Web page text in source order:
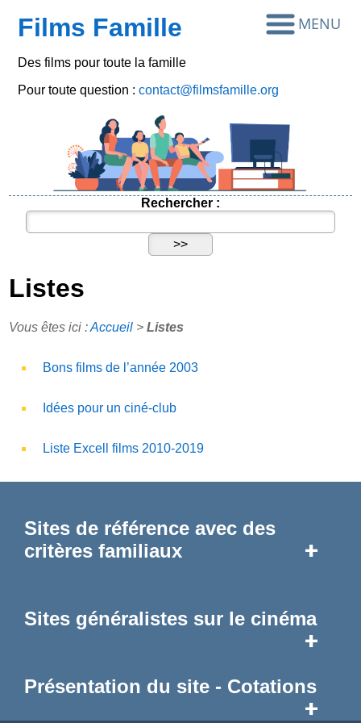
Films Famille
Des films pour toute la famille
Pour toute question :contact@filmsfamille.org
Rechercher :
Listes
Vous êtes ici :Accueil >Listes
Bons films de l’année 2003
Idées pour un ciné-club
Liste Excell films 2010-2019
Sites de référence avec des
critères familiaux
+
Sites généralistes sur le cinéma
+
Présentation du site - Cotations
+